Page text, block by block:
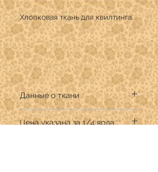
Хлопковая ткань для квилтинга.
Данные о ткани
Производитель:Art Gallery Fabrics
Дизайнер:
Цена указана за 1/4 ярда